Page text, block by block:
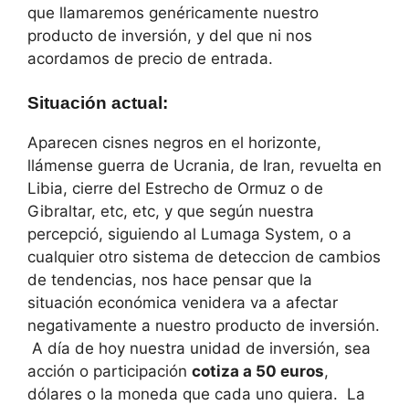
que llamaremos genéricamente nuestro
producto de inversión, y del que ni nos
acordamos de precio de entrada.
Situación actual :
Aparecen cisnes negros en el horizonte,
llámense guerra de Ucrania, de Iran, revuelta en
Libia, cierre del Estrecho de Ormuz o de
Gibraltar, etc, etc, y que según nuestra
percepció, siguiendo al Lumaga System, o a
cualquier otro sistema de deteccion de cambios
de tendencias, nos hace pensar que la
situación económica venidera va a afectar
negativamente a nuestro producto de inversión.
A día de hoy nuestra unidad de inversión, sea
acción o participación cotiza a 50 euros,
dólares o la moneda que cada uno quiera. La